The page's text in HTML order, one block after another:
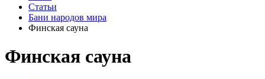
Статьи
Бани народов мира
Финская сауна
Финская сауна